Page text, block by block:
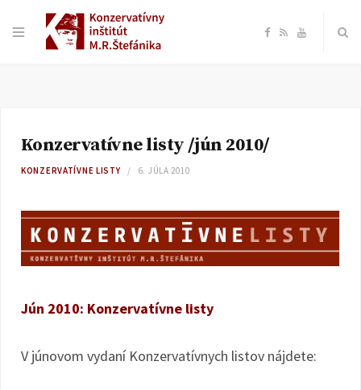
F
o
R Y
b
Konzervatívne listy /jún 2010/
KONZERVATÍVNE LISTY 6. JÚLA 2010
Jún 2010: Konzervatívne listy
V júnovom vydaní Konzervatívnych listov nájdete: